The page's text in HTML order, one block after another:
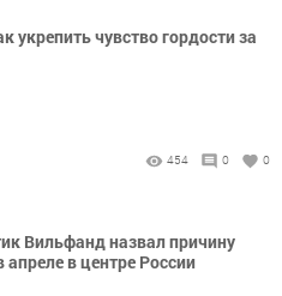
укрепить чувство гордости за
454 0 0
Вильфанд назвал причину
в центре России